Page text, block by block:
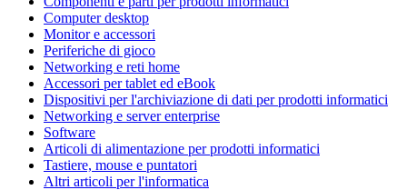
Computer desktop
Monitor e accessori
Periferiche di gioco
Networking e reti home
Accessori per tablet ed eBook
Dispositivi per l'archiviazione di dati per prodotti informatici
Networking e server enterprise
Software
Articoli di alimentazione per prodotti informatici
Tastiere, mouse e puntatori
Altri articoli per l'informatica